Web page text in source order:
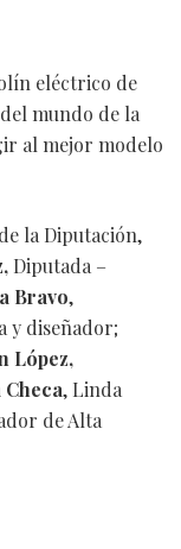
eléctrico de
mundo de la
al mejor modelo
la Diputación,
Diputada –
Bravo,
y diseñador;
López,
, Linda
de Alta